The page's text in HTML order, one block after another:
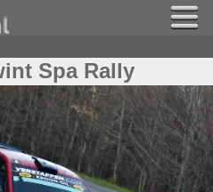
Spa Rally